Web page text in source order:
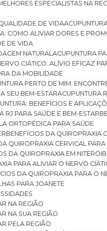
ESPECIALISTAS NA
DE VIDA
COMO ALIVIAR DORES E
DE VIDA
NATURAL
ACUPUNTURA
CIÁTICO: ALÍVIO EFICAZ
DA MOBILIDADE
PERTO DE MIM:
SEU BEM-ESTAR
ACUPUNTURA
BENEFÍCIOS E
RJ PARA SAÚDE E BEM-ESTAR
ORTOPÉDICA PARA SAÚDE
BENEFÍCIOS DA QUIROPRAXIA
DA QUIROPRAXIA CERVICAL
DA QUIROPRAXIA EM NITERÓI
PARA ALIVIAR O NERVO
DA QUIROPRAXIA PARA O
PARA JOANETE
NA REGIÃO
NA SUA REGIÃO
PELA REGIÃO